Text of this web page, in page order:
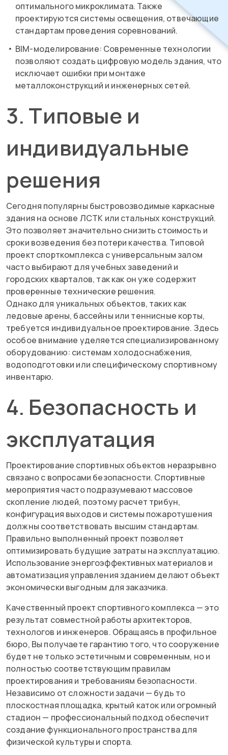
оптимального микроклимата. Также
проектируются системы освещения, отвечающие
стандартам проведения соревнований.
BIM-моделирование: Современные технологии
позволяют создать цифровую модель здания, что
исключает ошибки при монтаже
металлоконструкций и инженерных сетей.
3. Типовые и
индивидуальные
решения
Сегодня популярны быстровозводимые каркасные
здания на основе ЛСТК или стальных конструкций.
Это позволяет значительно снизить стоимость и
сроки возведения без потери качества. Типовой
проект спорткомплекса с универсальным залом
часто выбирают для учебных заведений и
городских кварталов, так как он уже содержит
проверенные технические решения.
Однако для уникальных объектов, таких как
ледовые арены, бассейны или теннисные корты,
требуется индивидуальное проектирование. Здесь
особое внимание уделяется специализированному
оборудованию: системам холодоснабжения,
водоподготовки или специфическому спортивному
инвентарю.
4. Безопасность и
эксплуатация
Проектирование спортивных объектов неразрывно
связано с вопросами безопасности. Спортивные
мероприятия часто подразумевают массовое
скопление людей, поэтому расчет трибун,
конфигурация выходов и системы пожаротушения
должны соответствовать высшим стандартам.
Правильно выполненный проект позволяет
оптимизировать будущие затраты на эксплуатацию.
Использование энергоэффективных материалов и
автоматизация управления зданием делают объект
экономически выгодным для заказчика.
Качественный проект спортивного комплекса — это
результат совместной работы архитекторов,
технологов и инженеров. Обращаясь в профильное
бюро, Вы получаете гарантию того, что сооружение
будет не только эстетичным и современным, но и
полностью соответствующим правилам
проектирования и требованиям безопасности.
Независимо от сложности задачи — будь то
плоскостная площадка, крытый каток или огромный
стадион — профессиональный подход обеспечит
создание функционального пространства для
физической культуры и спорта.